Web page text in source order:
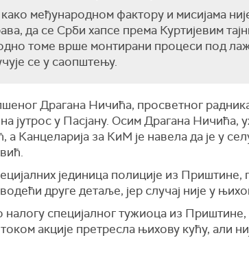
међународном фактору и мисијама
да се Срби хапсе према Куртијевим
томе врше монтирани процеси под
се у саопштењу.
Драгана Ничића, просветног
јутрос у Пасјану. Осим Драгана
Канцеларија за КиМ је навела да је у
јединица полиције из
друге детаље, јер случај није у
налогу специјалног тужиоца из
током акције претресла њихову кућу, али